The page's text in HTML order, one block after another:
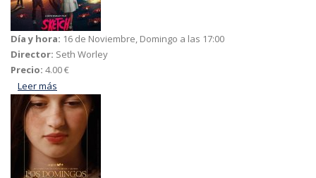
Día y hora: 16 de Noviembre, Domingo a las 17:00
Director: Seth Worley
Precio: 4.00 €
Leer más